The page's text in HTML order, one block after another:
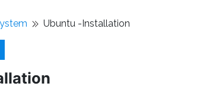
Ubuntu -Installation